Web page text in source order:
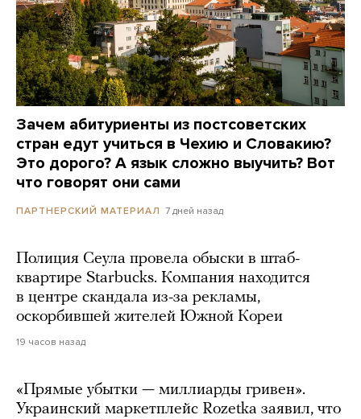
Зачем абитуриенты из постсоветских
стран едут учиться в Чехию и Словакию?
Это дорого? А язык сложно выучить? Вот
что говорят они сами
ПАРТНЕРСКИЙ МАТЕРИАЛ 7 дней назад
Полиция Сеула провела обыски в штаб-
квартире Starbucks. Компания находится
в центре скандала из-за рекламы,
оскорбившей жителей Южной Кореи
19 часов назад
«Прямые убытки — миллиарды гривен».
Украинский маркетплейс Rozetka заявил, что